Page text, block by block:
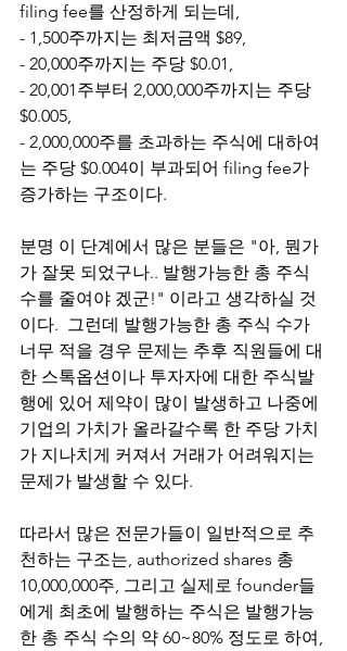
filing fee를 산정하게 되는데,
- 1,500주까지는 최저금액 $89,
- 20,000주까지는 주당 $0.01,
- 20,001주부터 2,000,000주까지는 주당
$0.005,
- 2,000,000주를 초과하는 주식에 대하여
는 주당 $0.004이 부과되어 filing fee가
증가하는 구조이다.
분명 이 단계에서 많은 분들은 "아, 뭔가
가 잘못 되었구나.. 발행가능한 총 주식
수를 줄여야 겠군!" 이라고 생각하실 것
이다.  그런데 발행가능한 총 주식 수가
너무 적을 경우 문제는 추후 직원들에 대
한 스톡옵션이나 투자자에 대한 주식발
행에 있어 제약이 많이 발생하고 나중에
기업의 가치가 올라갈수록 한 주당 가치
가 지나치게 커져서 거래가 어려워지는
문제가 발생할 수 있다.
따라서 많은 전문가들이 일반적으로 추
천하는 구조는, authorized shares 총
10,000,000주, 그리고 실제로 founder들
에게 최초에 발행하는 주식은 발행가능
한 총 주식 수의 약 60~80% 정도로 하여,